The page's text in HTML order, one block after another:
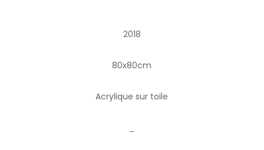
2018
80x80cm
Acrylique sur toile